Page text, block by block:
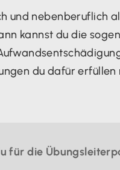
und nebenberuflich
kannst du die
du dafür
für die